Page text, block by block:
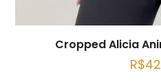
Cropped Alicia
R$